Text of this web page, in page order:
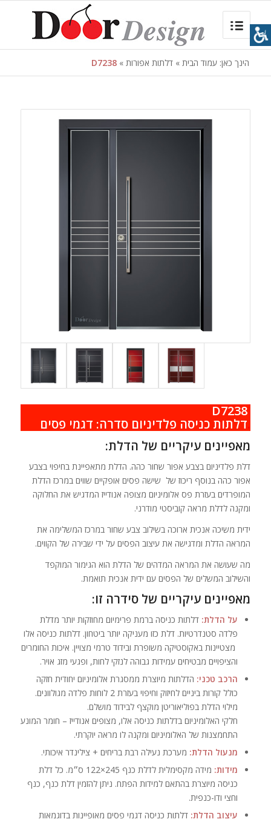
הינך כאן: עמוד הבית» דלתות אפורות»
D7238
.דלתות כניסה פלדיניום סדרה: דגמי פסים
מאפיינים עיקריים של הדלת:
דלת פלדיניום בצבע אפור שחור כהה. הדלת מתאפיינת בחיפוי בצבע
אפור כהה בנוסף ריכוז של שישה פסים אופקיים שווים במרכז הדלת
המופרדים בעזרת פס אלומיניום מצופה אנודייז המדגיש את החלוקה
ומקנה לדלת מראה קוביסטי מודרני.
ידית משיכה אנכית ארוכה בשילוב צבע שחור במרכז המשלימה את
המראה הדלת ומדגישה את עיצוב הפסים על ידי שבירה של הקווים.
מה שעושה את המראה המדהים של הדלת הוא הגימור המוקפד
והשילוב המשלים של הפסים עם ידית אנכית תואמת.
מאפיינים עיקריים של סידרה זו:
על הדלת: דלתות כניסה ברמת פרימיום מחוזקות יותר מדלת
פלדה סטנדרטיות. דלת כזו מעניקה יותר ביטחון. דלתות כניסה אלו
מצטיינות באקוסטיקה משופרת ובידוד טרמי מצויין. איכות החומרים
והציפויים מבטיחים עמידות גבוהה לנזקי לחות, ופגעי מזג אויר.
הרכב טכני: הדלתות מיוצרת ממסגרת אלומיניום יחודית חזקה
כולל קורות ביניים לחיזוק וחיפוי בעזרת 2 לוחות פלדה מגולוונים.
מילוי הדלת בפוליאוריטן מוקצף לבידוד מושלם.
חלקי האלומיניום בדלתות כניסה אלו, מצופים אנודייז – חומר המונע
התחמצנות של האלומיניום ומקנה לו מראה יוקרתי.
מנעול הדלת: מערכת נעילה רבת בריחים + צילינדר איכותי.
מידות:
מידה מקסימלית לדלת כנף 245×122 ס״מ. כל דלת
כניסה מיוצרת בהתאם למידות הפתח. ניתן להזמין דלת כנף, כנף
וחצי ודו-כנפית.
עיצוב הדלת: דלתות כניסה דגמי פסים מאופיינות בדוגמאות